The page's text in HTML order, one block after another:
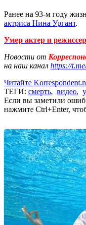
Ранее на 93-м году
актриса Нина Ургант.
Умер актер и
Новости от
на наш канал https://
Читайте
ТЕГИ: смерть, видео,
Если вы заметили
нажмите Ctrl+Enter,